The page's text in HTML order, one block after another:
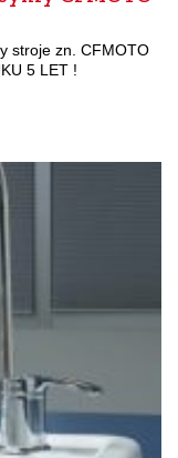
stroje zn. CFMOTO
5 LET !